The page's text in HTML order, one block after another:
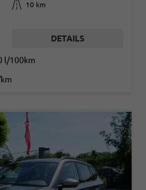
Kilometerstand
10 km
DETAILS
l/100km